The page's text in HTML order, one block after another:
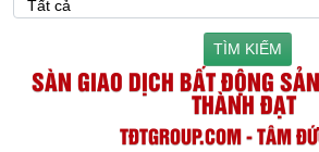
TÌM KIẾM
SÀN GIAO DỊCH BẤT ĐỘNG
THÀNH ĐẠT
TĐTGROUP.COM - TÂM